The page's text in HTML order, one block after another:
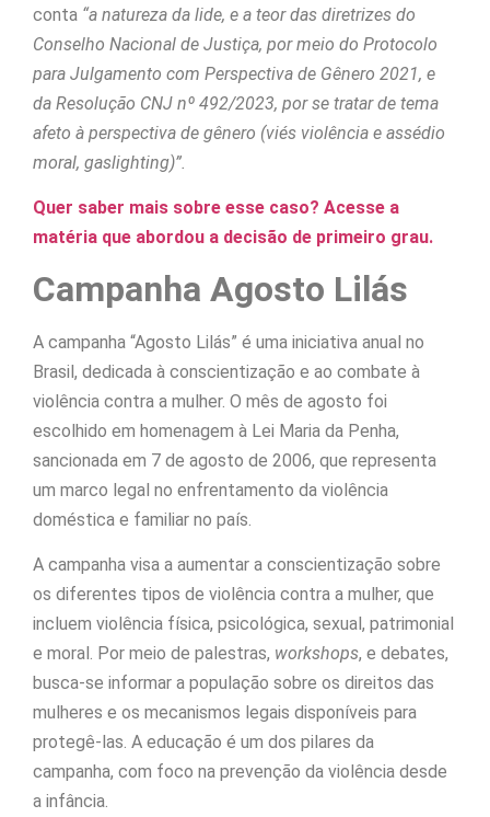
conta “a natureza da lide, e a teor das diretrizes do
Conselho Nacional de Justiça, por meio do Protocolo
para Julgamento com Perspectiva de Gênero 2021, e
da Resolução CNJ nº 492/2023, por se tratar de tema
afeto à perspectiva de gênero (viés violência e assédio
moral, gaslighting)”.
Quer saber mais sobre esse caso? Acesse a
matéria que abordou a decisão de primeiro grau.
Campanha Agosto Lilás
A campanha “Agosto Lilás” é uma iniciativa anual no
Brasil, dedicada à conscientização e ao combate à
violência contra a mulher. O mês de agosto foi
escolhido em homenagem à Lei Maria da Penha,
sancionada em 7 de agosto de 2006, que representa
um marco legal no enfrentamento da violência
doméstica e familiar no país.
A campanha visa a aumentar a conscientização sobre
os diferentes tipos de violência contra a mulher, que
incluem violência física, psicológica, sexual, patrimonial
e moral. Por meio de palestras, workshops, e debates,
busca-se informar a população sobre os direitos das
mulheres e os mecanismos legais disponíveis para
protegê-las. A educação é um dos pilares da
campanha, com foco na prevenção da violência desde
a infância.